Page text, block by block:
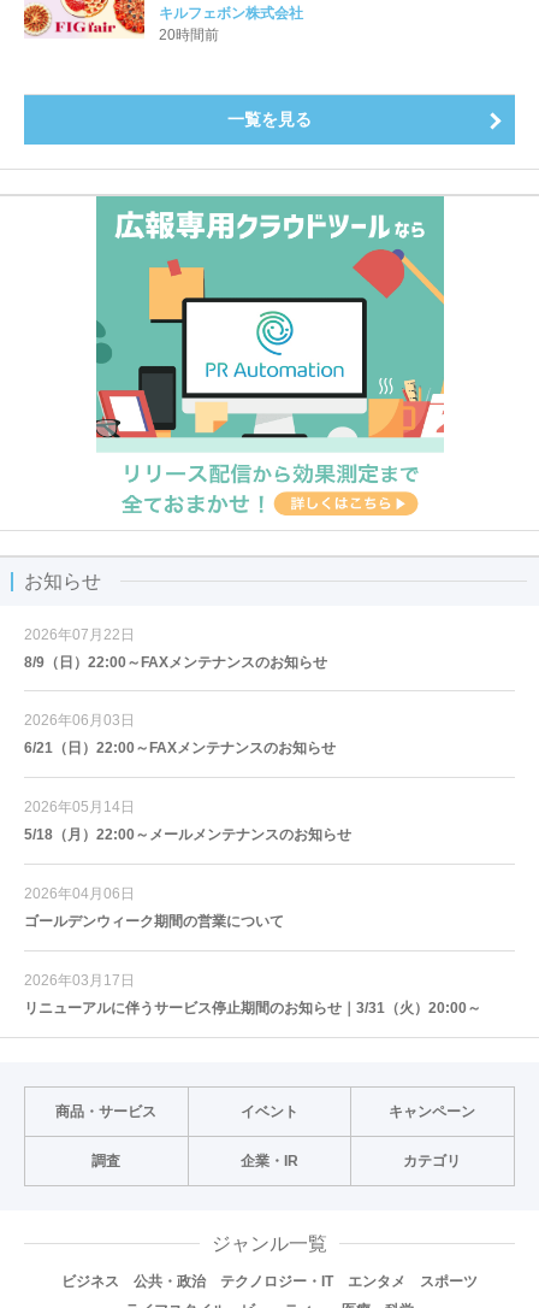
め、イチジク尽くしの全4種が登場8月20日（木）スタ
ート
キルフェボン株式会社
20時間前
一覧を見る
お知らせ
2026年07月22日
8/9（日）22:00～FAXメンテナンスのお知らせ
2026年06月03日
6/21（日）22:00～FAXメンテナンスのお知らせ
2026年05月14日
5/18（月）22:00～メールメンテナンスのお知らせ
2026年04月06日
ゴールデンウィーク期間の営業について
2026年03月17日
リニューアルに伴うサービス停止期間のお知らせ｜3/31（火）20:00～
商品・サービス イベント キャンペーン
調査 企業・IR カテゴリ
ジャンル一覧
ビジネス 公共・政治 テクノロジー・IT エンタメ
スポーツ